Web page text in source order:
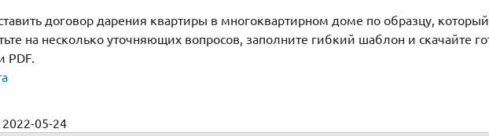
договор дарения квартиры в многоквартирном доме по образцу,
на несколько уточняющих вопросов, заполните гибкий шаблон и скачайте
PDF.
05-24